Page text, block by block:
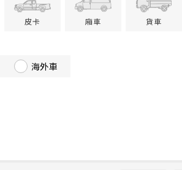
皮卡 廂車 貨車
海外車